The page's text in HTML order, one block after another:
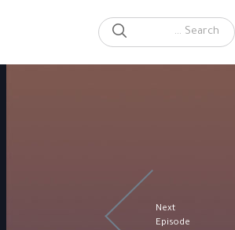
Search for:
SEARCH
Next
Episode